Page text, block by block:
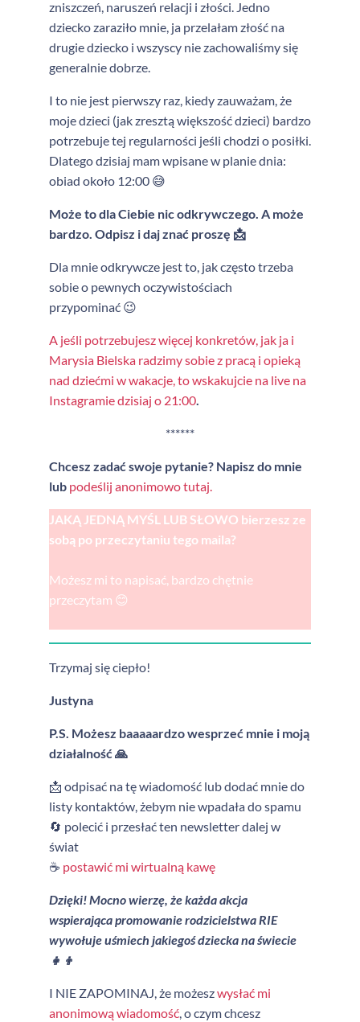
zniszczeń, naruszeń relacji i złości. Jedno
dziecko zaraziło mnie, ja przelałam złość na
drugie dziecko i wszyscy nie zachowaliśmy się
generalnie dobrze.
I to nie jest pierwszy raz, kiedy zauważam, że
moje dzieci (jak zresztą większość dzieci) bardzo
potrzebuje tej regularności jeśli chodzi o posiłki.
Dlatego dzisiaj mam wpisane w planie dnia:
obiad około 12:00 😅
Może to dla Ciebie nic odkrywczego. A może
bardzo. Odpisz i daj znać proszę 📩
Dla mnie odkrywcze jest to, jak często trzeba
sobie o pewnych oczywistościach
przypominać 😉
A jeśli potrzebujesz więcej konkretów, jak ja i
Marysia Bielska radzimy sobie z pracą i opieką
nad dziećmi w wakacje, to wskakujcie na live na
Instagramie dzisiaj o 21:00.
******
Chcesz zadać swoje pytanie? Napisz do mnie
lub podeślij anonimowo tutaj.
JAKĄ JEDNĄ MYŚL LUB SŁOWO bierzesz ze
sobą po przeczytaniu tego maila?
Możesz mi to napisać, bardzo chętnie
przeczytam 😊
Trzymaj się ciepło!
Justyna
P.S. Możesz baaaaardzo wesprzeć mnie i moją
działalność 🙏
📩 odpisać na tę wiadomość lub dodać mnie do
listy kontaktów, żebym nie wpadała do spamu
🔄 polecić i przesłać ten newsletter dalej w
świat
☕ postawić mi wirtualną kawę
Dzięki! Mocno wierzę, że każda akcja
wspierająca promowanie rodzicielstwa RIE
wywołuje uśmiech jakiegoś dziecka na świecie
👧👦
I NIE ZAPOMINAJ, że możeszwysłać mi
anonimową wiadomość, o czym chcesz